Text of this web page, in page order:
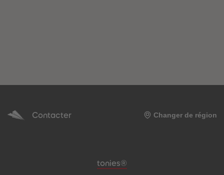
Contacter Changer de région
Pied de page de méta-navigation
tonies®